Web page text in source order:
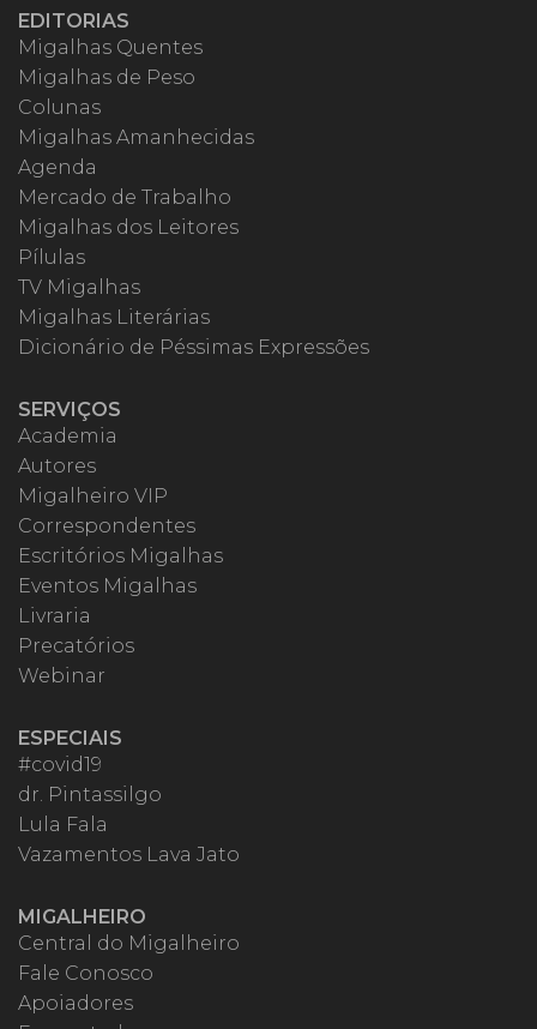
EDITORIAS
Migalhas Quentes
Migalhas de Peso
Colunas
Migalhas Amanhecidas
Agenda
Mercado de Trabalho
Migalhas dos Leitores
Pílulas
TV Migalhas
Migalhas Literárias
Dicionário de Péssimas Expressões
SERVIÇOS
Academia
Autores
Migalheiro VIP
Correspondentes
Escritórios Migalhas
Eventos Migalhas
Livraria
Precatórios
Webinar
ESPECIAIS
#covid19
dr. Pintassilgo
Lula Fala
Vazamentos Lava Jato
MIGALHEIRO
Central do Migalheiro
Fale Conosco
Apoiadores